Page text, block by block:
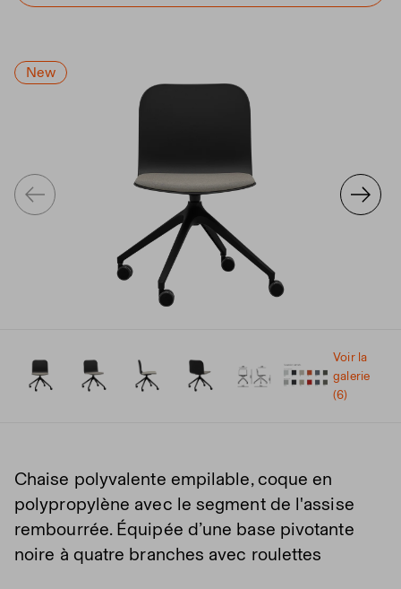
New
Voir la
galerie
(6)
Chaise polyvalente empilable, coque en
polypropylène avec le segment de l'assise
rembourrée. Équipée d’une base pivotante
noire à quatre branches avec roulettes